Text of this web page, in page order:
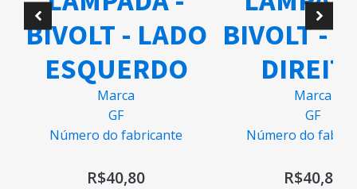
BIVOLT - LADO
ESQUERDO
Marca
GF
Número do fabricante
R$40,80
BIVOLT -
Marca
GF
Número do
R$40,80